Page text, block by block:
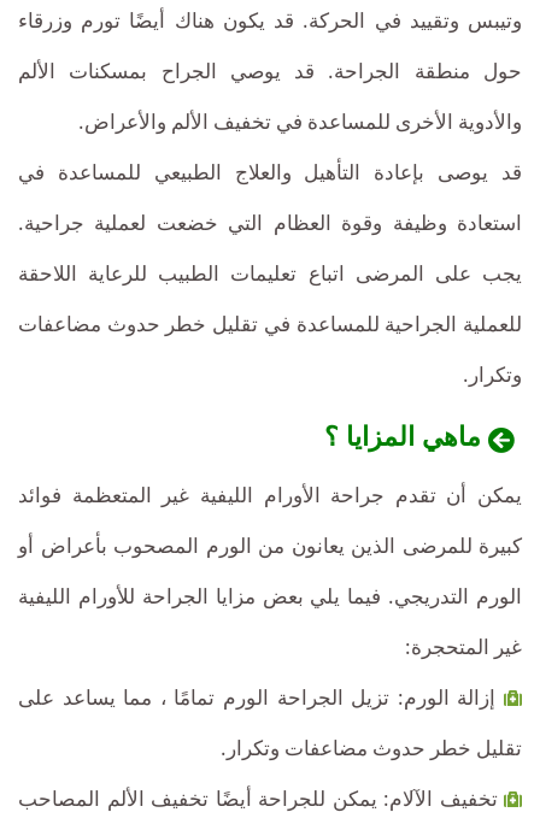
وتيبس وتقييد في الحركة. قد يكون هناك أيضًا تورم وزرقاء
حول منطقة الجراحة. قد يوصي الجراح بمسكنات الألم
والأدوية الأخرى للمساعدة في تخفيف الألم والأعراض.
قد يوصى بإعادة التأهيل والعلاج الطبيعي للمساعدة في
استعادة وظيفة وقوة العظام التي خضعت لعملية جراحية.
يجب على المرضى اتباع تعليمات الطبيب للرعاية اللاحقة
للعملية الجراحية للمساعدة في تقليل خطر حدوث مضاعفات
وتكرار.
ماهي المزايا ؟
يمكن أن تقدم جراحة الأورام الليفية غير المتعظمة فوائد
كبيرة للمرضى الذين يعانون من الورم المصحوب بأعراض أو
الورم التدريجي. فيما يلي بعض مزايا الجراحة للأورام الليفية
غير المتحجرة:
إزالة الورم: تزيل الجراحة الورم تمامًا ، مما يساعد على
تقليل خطر حدوث مضاعفات وتكرار.
تخفيف الآلام: يمكن للجراحة أيضًا تخفيف الألم المصاحب